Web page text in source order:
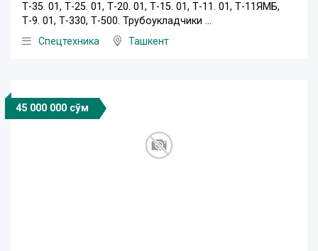
Т-35. 01, Т-25. 01, Т-20. 01, Т-15. 01, Т-11. 01, Т-11ЯМБ,
Т-9. 01, Т-330, Т-500. Трубоукладчики ...
Спецтехника
Ташкент
45 000 000 сўм